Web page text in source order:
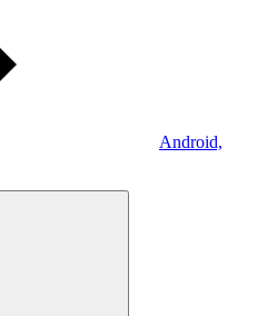
Android,